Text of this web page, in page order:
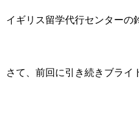
イギリス留学代行センターの
さて、前回に引き続きブライ